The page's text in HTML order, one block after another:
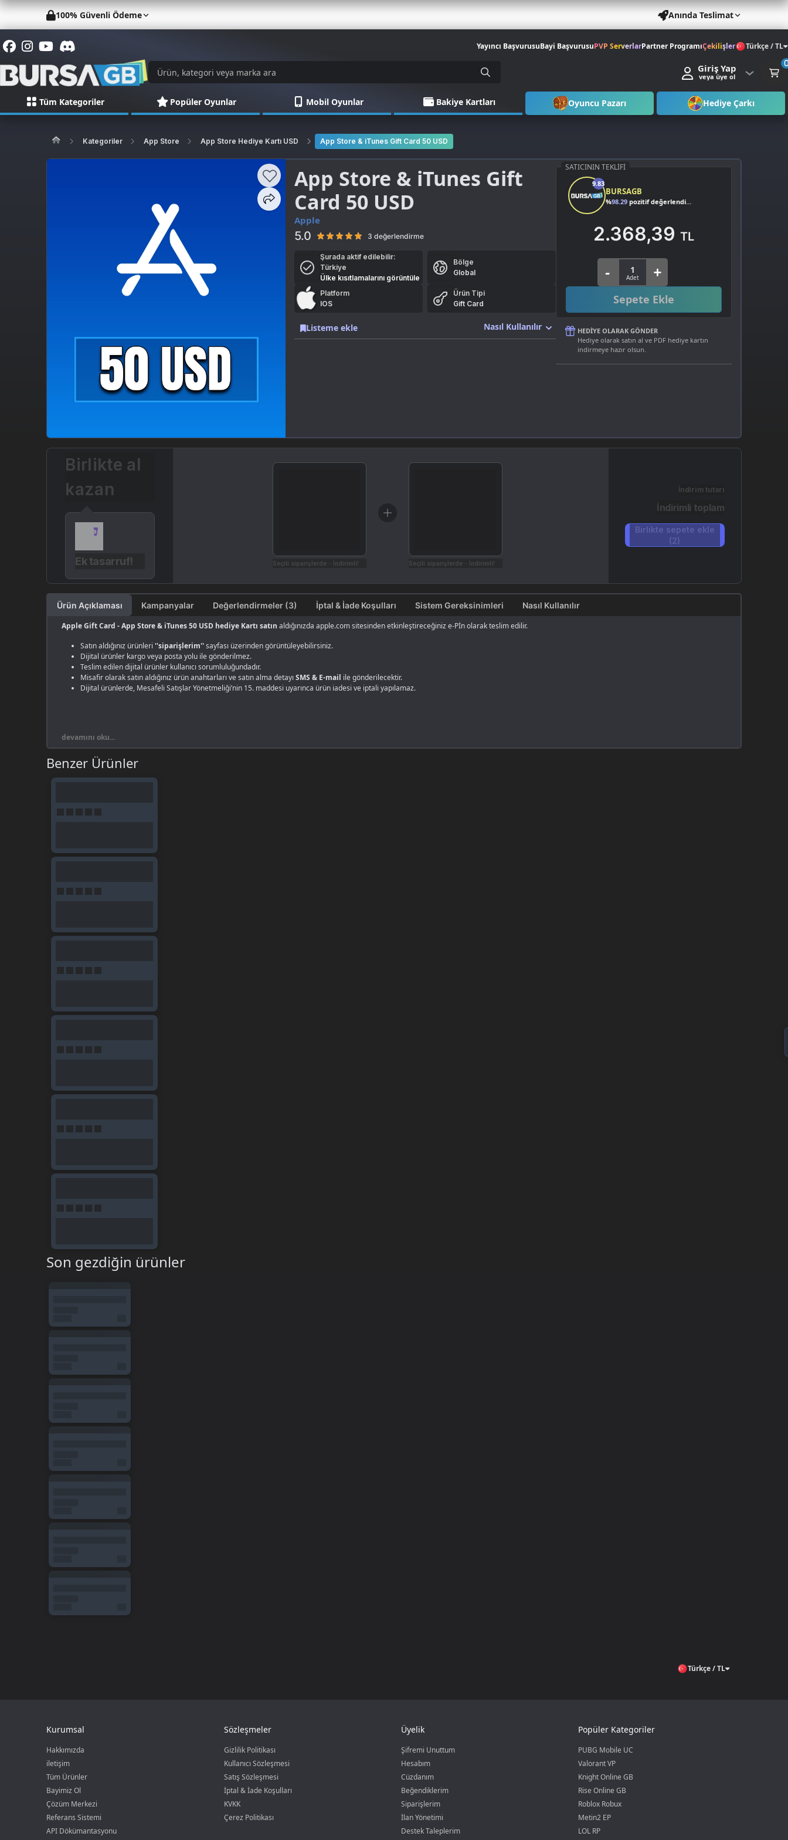
100% Güvenli Ödeme Anında Teslimat
Yayıncı BaşvurusuBayi BaşvurusuPVP ServerlarPartner ProgramıÇekilişler Türkçe / TL
Giriş Yap
veya üye ol
Tüm Kategoriler Popüler Oyunlar Mobil Oyunlar Bakiye Kartları Oyuncu Pazarı Hediye Çarkı
Kategoriler App Store App Store Hediye Kartı USD App Store & iTunes Gift Card 50 USD
App Store & iTunes Gift
Card 50 USD
Apple
5.0 3 değerlendirme
Şurada aktif edilebilir:
Türkiye
Ülke kısıtlamalarını görüntüle
Bölge
Global
Platform
IOS
Ürün Tipi
Gift Card
Nasıl Kullanılır
Listeme ekle
SATICININ TEKLIFI
9.83
BURSAGB
%98.29pozitif değerlendirme
2.368,39 TL
Sepete Ekle
HEDIYE OLARAK GÖNDER
Hediye olarak satın al ve PDF hediye kartın
indirmeye hazır olsun.
Birlikte al
kazan
Ek tasarruf! Seçili siparişlerde - İndirimli! Seçili siparişlerde - İndirimli!
İndirim tutarı
İndirimli toplam
Birlikte sepete ekle
(2)
Ürün Açıklaması Kampanyalar Değerlendirmeler (3) İptal & İade Koşulları Sistem Gereksinimleri Nasıl Kullanılır
Apple Gift Card - App Store & iTunes 50 USD hediye Kartı satın aldığınızda apple.com sitesinden etkinleştireceğiniz e-Pİn olarak teslim edilir.
Satın aldığınız ürünleri''siparişlerim''sayfası üzerinden görüntüleyebilirsiniz.
Dijital ürünler kargo veya posta yolu ile gönderilmez.
Teslim edilen dijital ürünler kullanıcı sorumluluğundadır.
Misafir olarak satın aldığınız ürün anahtarları ve satın alma detayıSMS & E-mail ile gönderilecektir.
Dijital ürünlerde, Mesafeli Satışlar Yönetmeliği’nin 15. maddesi uyarınca ürün iadesi ve iptali yapılamaz.
devamını oku...
Benzer Ürünler
Son gezdiğin ürünler
Türkçe / TL
Kurumsal
Hakkımızda
iletişim
Tüm Ürünler
Bayimiz Ol
Çözüm Merkezi
Referans Sistemi
API Dökümantasyonu
Sözleşmeler
Gizlilik Politikası
Kullanıcı Sözleşmesi
Satış Sözleşmesi
İptal & İade Koşulları
KVKK
Çerez Politikası
Üyelik
Şifremi Unuttum
Hesabım
Cüzdanım
Beğendiklerim
Siparişlerim
İlan Yönetimi
Destek Taleplerim
Popüler Kategoriler
PUBG Mobile UC
Valorant VP
Knight Online GB
Rise Online GB
Roblox Robux
Metin2 EP
LOL RP